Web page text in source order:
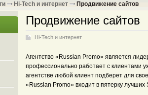
Hi-Tech и интернет Продвижение сайтов
Продвижение сайтов
Hi-Tech и интернет
Агентство «Russian Promo» является
профессионально работает с клиентами
агентстве любой клиент подберет для
«Russian Promo» входит в пятерку